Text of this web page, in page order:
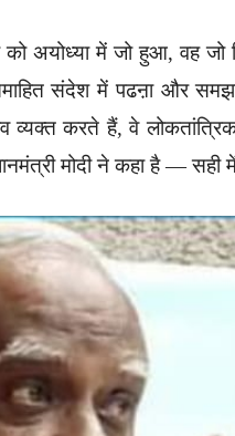
अयोध्या में जो हुआ, वह जो
संदेश में पढऩा और
व्यक्त करते हैं, वे
मोदी ने कहा है — सही में